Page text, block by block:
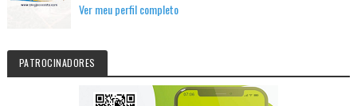
Ver meu perfil completo
PATROCINADORES